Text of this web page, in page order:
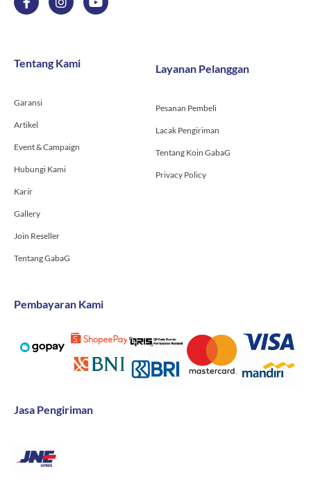
a
o
f
n
g
r
o
Tentang Kami
Garansi
Artikel
Event & Campaign
Hubungi Kami
Karir
Gallery
Join Reseller
Tentang GabaG
Layanan Pelanggan
Pesanan Pembeli
Lacak Pengiriman
Tentang Koin GabaG
Privacy Policy
Pembayaran Kami
Jasa Pengiriman